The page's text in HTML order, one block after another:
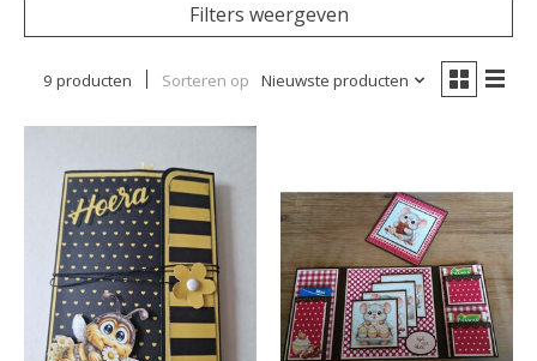
Filters weergeven
9 producten Sorteren op Nieuwste producten